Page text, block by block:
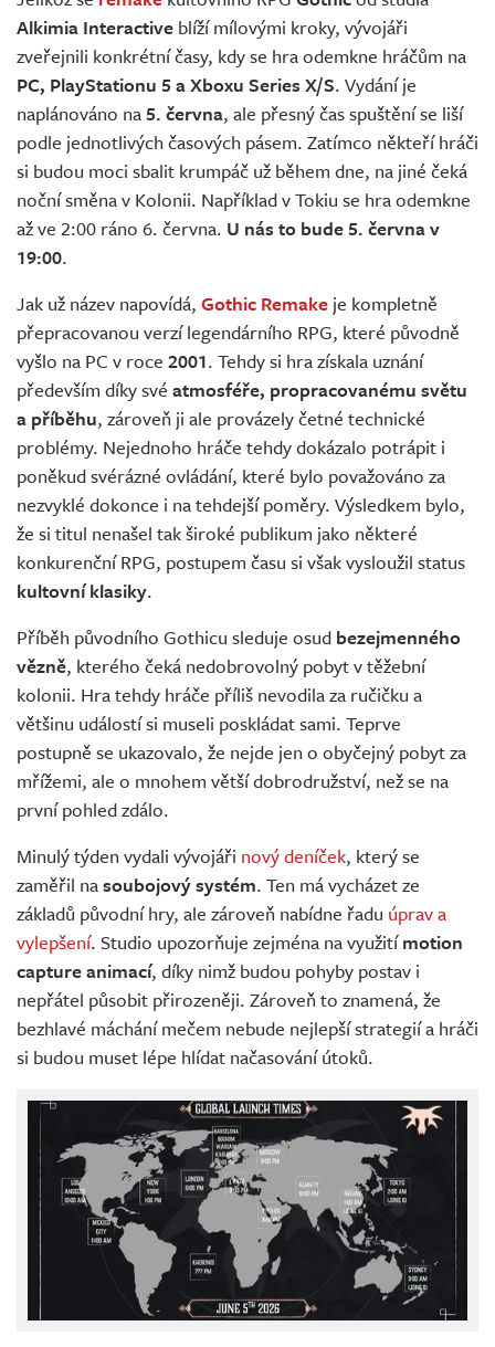
Živě
Alkimia Interactive blíží mílovými kroky, vývojáři
zveřejnili konkrétní časy, kdy se hra odemkne hráčům na
PC, PlayStationu 5 a Xboxu Series X/S. Vydání je
naplánováno na5. června, ale přesný čas spuštění se liší
podle jednotlivých časových pásem. Zatímco někteří hráči
si budou moci sbalit krumpáč už během dne, na jiné čeká
noční směna v Kolonii. Například v Tokiu se hra odemkne
až ve 2:00 ráno 6. června. U nás to bude 5. června v
19:00.
Jak už název napovídá, Gothic Remake je kompletně
přepracovanou verzí legendárního RPG, které původně
vyšlo na PC v roce 2001. Tehdy si hra získala uznání
především díky své atmosféře, propracovanému světu
a příběhu, zároveň ji ale provázely četné technické
problémy. Nejednoho hráče tehdy dokázalo potrápit i
poněkud svérázné ovládání, které bylo považováno za
nezvyklé dokonce i na tehdejší poměry. Výsledkem bylo,
že si titul nenašel tak široké publikum jako některé
konkurenční RPG, postupem času si však vysloužil status
kultovní klasiky.
Příběh původního Gothicu sleduje osud bezejmenného
vězně, kterého čeká nedobrovolný pobyt v těžební
kolonii. Hra tehdy hráče příliš nevodila za ručičku a
většinu událostí si museli poskládat sami. Teprve
postupně se ukazovalo, že nejde jen o obyčejný pobyt za
mřížemi, ale o mnohem větší dobrodružství, než se na
první pohled zdálo.
Minulý týden vydali vývojáři nový deníček, který se
zaměřil nasoubojový systém. Ten má vycházet ze
základů původní hry, ale zároveň nabídne řadu úprav a
vylepšení. Studio upozorňuje zejména na využitímotion
capture animací, díky nimž budou pohyby postav i
nepřátel působit přirozeněji. Zároveň to znamená, že
bezhlavé máchání mečem nebude nejlepší strategií a hráči
si budou muset lépe hlídat načasování útoků.